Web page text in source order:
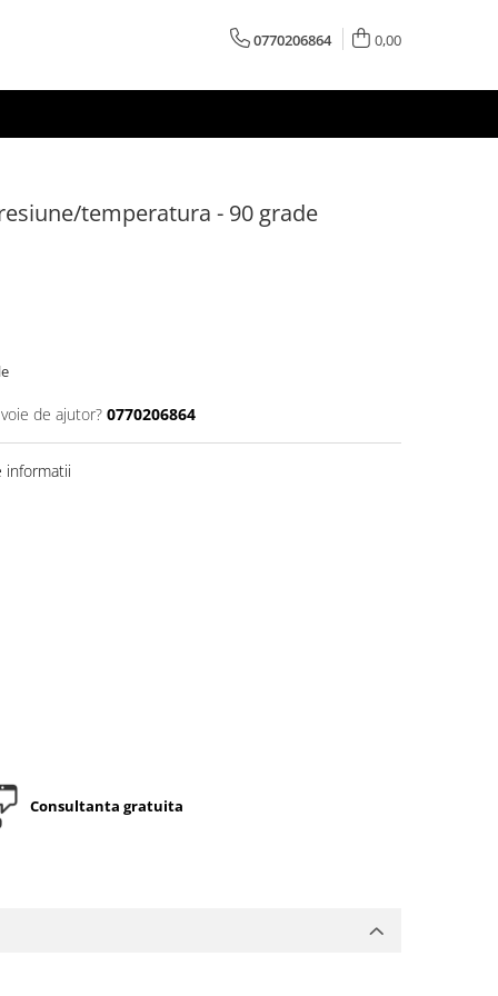
0770206864 0,00
temperatura - 90 grade
de ajutor? 0770206864
informatii
Consultanta gratuita